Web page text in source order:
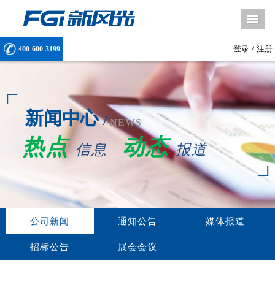
登录 / 注册
400-600-3199
新闻中心 / NEWS
热点 信息 动态 报道
公司新闻 通知公告 媒体报道
招标公告 展会会议